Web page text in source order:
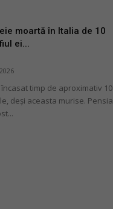
moartă în Italia de 10
ei...
încasat timp de aproximativ 10
deși aceasta murise. Pensia